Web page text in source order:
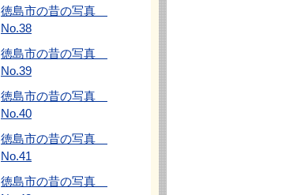
徳島市の昔の写真
No.38
徳島市の昔の写真
No.39
徳島市の昔の写真
No.40
徳島市の昔の写真
No.41
徳島市の昔の写真